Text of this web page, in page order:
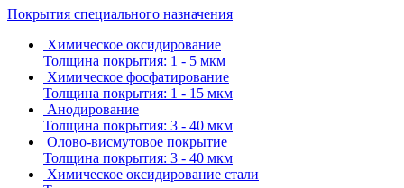
Покрытия специального назначения
Химическое оксидирование
Толщина покрытия: 1 - 5 мкм
Химическое фосфатирование
Толщина покрытия: 1 - 15 мкм
Анодирование
Толщина покрытия: 3 - 40 мкм
Олово-висмутовое покрытие
Толщина покрытия: 3 - 40 мкм
Химическое оксидирование стали